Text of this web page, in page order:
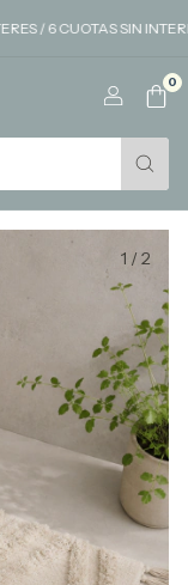
SIN INTERÉS EN
0
1 / 2